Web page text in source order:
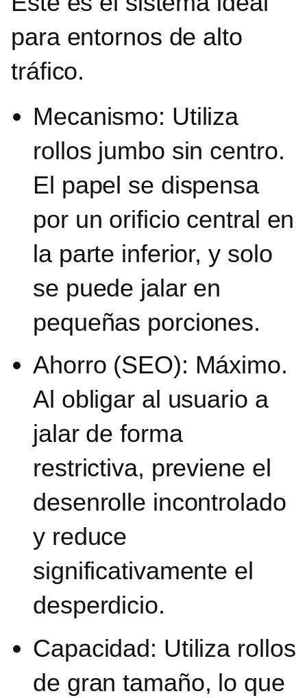
para entornos de alto
tráfico.
Mecanismo: Utiliza
rollos jumbo sin centro.
El papel se dispensa
por un orificio central en
la parte inferior, y solo
se puede jalar en
pequeñas porciones.
Ahorro (SEO): Máximo.
Al obligar al usuario a
jalar de forma
restrictiva, previene el
desenrolle incontrolado
y reduce
significativamente el
desperdicio.
Capacidad: Utiliza rollos
de gran tamaño, lo que